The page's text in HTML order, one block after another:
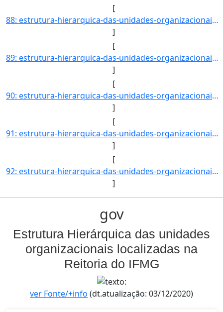
[
88: estrutura-hierarquica-das-unidades-organizacionais-localizadas-na-reitoria-do-ifmg-Coordenadoria_de_]
]
[
89: estrutura-hierarquica-das-unidades-organizacionais-localizadas-na-reitoria-do-ifmg-Diretoria_de_Inov]
]
[
90: estrutura-hierarquica-das-unidades-organizacionais-localizadas-na-reitoria-do-ifmg-Coordenadoria_de_]
]
[
91: estrutura-hierarquica-das-unidades-organizacionais-localizadas-na-reitoria-do-ifmg-Coordenadoria_de_]
]
[
92: estrutura-hierarquica-das-unidades-organizacionais-localizadas-na-reitoria-do-ifmg-Secretaria_de_Pos]
]
gov
Estrutura Hierárquica das unidades
organizacionais localizadas na
Reitoria do IFMG
ver Fonte/+info (dt.atualização: 03/12/2020)